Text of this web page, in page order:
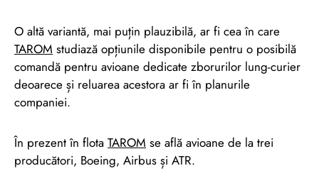
O altă variantă, mai puțin plauzibilă, ar fi cea în care
TAROM studiază opțiunile disponibile pentru o posibilă
comandă pentru avioane dedicate zborurilor lung-curier
deoarece și reluarea acestora ar fi în planurile
companiei.
În prezent în flota TAROM se află avioane de la trei
producători, Boeing, Airbus și ATR.